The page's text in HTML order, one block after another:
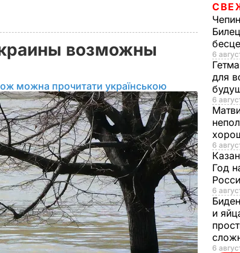
возможны
можна прочитати українською
6
для
6
6
Год
6
и
6